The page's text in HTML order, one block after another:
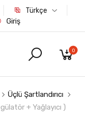
Türkçe
Giriş
0
Üçlü Şartlandırıcı
+ Yağlayıcı )